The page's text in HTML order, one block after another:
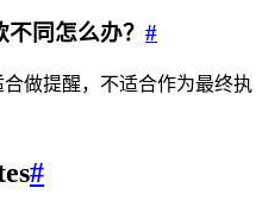
EST. 2026
同怎么办？ #
做提醒，不适合作为最终执
#